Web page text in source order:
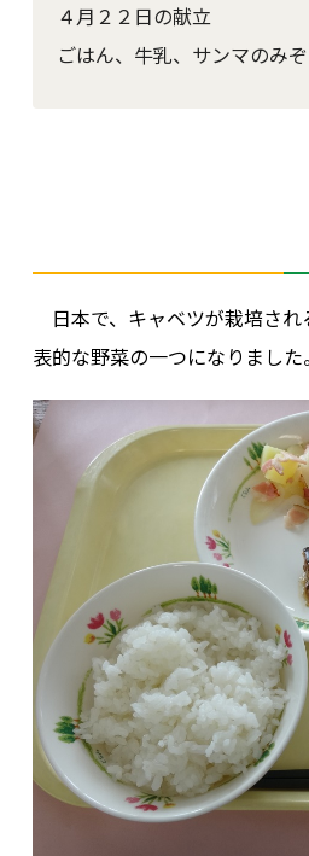
４月２２日の献立
ごはん、牛乳、サンマのみ
日本で、キャベツが栽培さ
表的な野菜の一つになりまし